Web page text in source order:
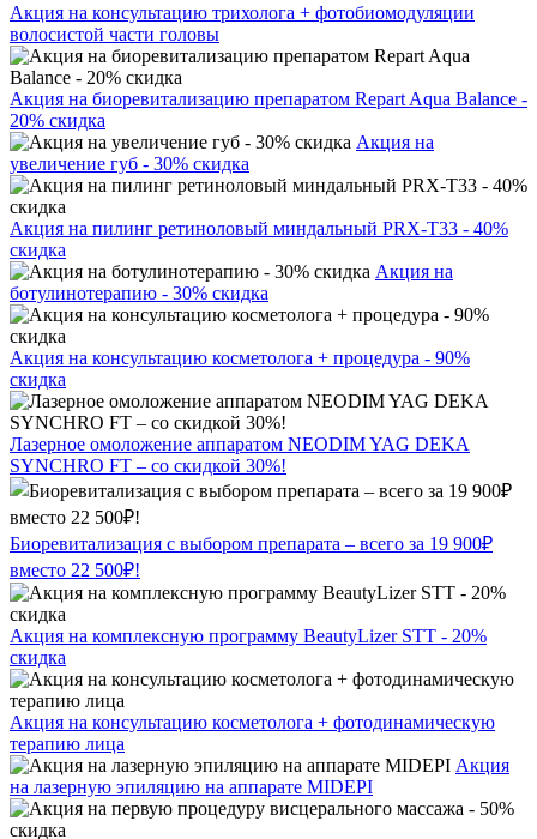
Акция на консультацию трихолога + фотобиомодуляции
волосистой части головы
Акция на биоревитализацию препаратом Repart Aqua Balance -
20% скидка
Акция на
увеличение губ - 30% скидка
Акция на пилинг ретиноловый миндальный PRX-T33 - 40%
скидка
Акция на
ботулинотерапию - 30% скидка
Акция на консультацию косметолога + процедура - 90%
скидка
Лазерное омоложение аппаратом NEODIM YAG DEKA
SYNCHRO FT – со скидкой 30%!
Биоревитализация с выбором препарата – всего за 19 900₽
вместо 22 500₽!
Акция на комплексную программу BeautyLizer STT - 20%
скидка
Акция на консультацию косметолога + фотодинамическую
терапию лица
Акция
на лазерную эпиляцию на аппарате MIDEPI